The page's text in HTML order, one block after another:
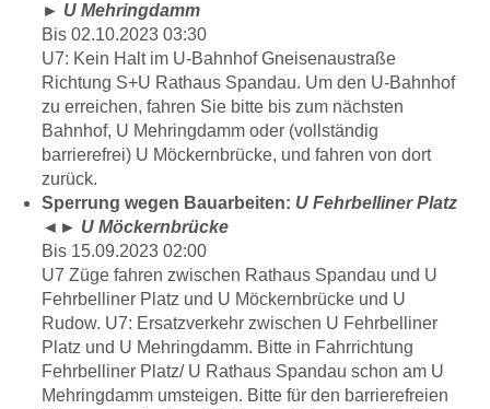
► U Mehringdamm
Bis 02.10.2023 03:30
U7: Kein Halt im U-Bahnhof Gneisenaustraße
Richtung S+U Rathaus Spandau. Um den U-Bahnhof
zu erreichen, fahren Sie bitte bis zum nächsten
Bahnhof, U Mehringdamm oder (vollständig
barrierefrei) U Möckernbrücke, und fahren von dort
zurück.
Sperrung wegen Bauarbeiten: U Fehrbelliner Platz
◄► U Möckernbrücke
Bis 15.09.2023 02:00
U7 Züge fahren zwischen Rathaus Spandau und U
Fehrbelliner Platz und U Möckernbrücke und U
Rudow. U7: Ersatzverkehr zwischen U Fehrbelliner
Platz und U Mehringdamm. Bitte in Fahrrichtung
Fehrbelliner Platz/ U Rathaus Spandau schon am U
Mehringdamm umsteigen. Bitte für den barrierefreien